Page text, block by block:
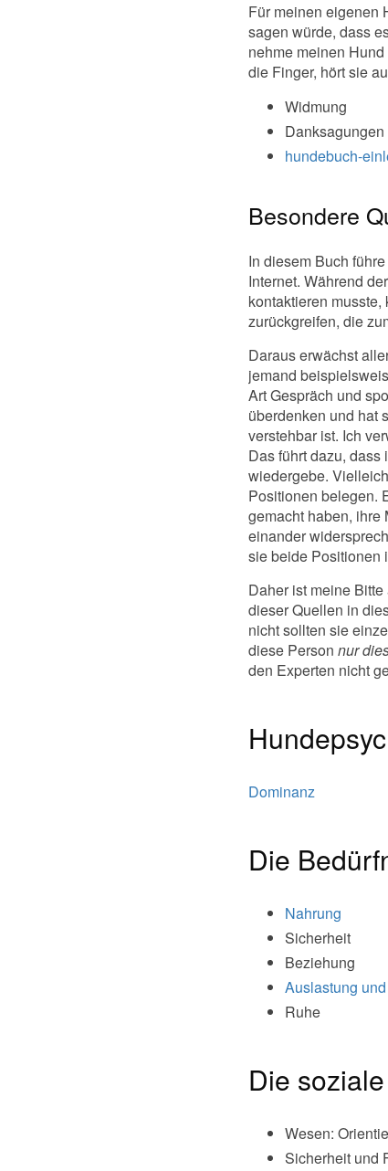
Für meinen eigenen
sagen würde, dass
nehme meinen
die Finger, hört sie
Widmung
Danksagungen
hundebuch-
Besondere
In diesem Buch
Internet. Während
kontaktieren
zurückgreifen, die
Daraus erwächst
jemand
Art Gespräch und
überdenken und hat
verstehbar ist. Ich
Das führt dazu,
wiedergebe.
Positionen belegen.
gemacht haben, ihre
einander
sie beide Positionen
Daher ist meine
dieser Quellen in
nicht sollten sie
diese Person nur
den Experten nicht
Dominanz
Die
Nahrung
Sicherheit
Beziehung
Auslastung
Ruhe
Die
Wesen:
Sicherheit und